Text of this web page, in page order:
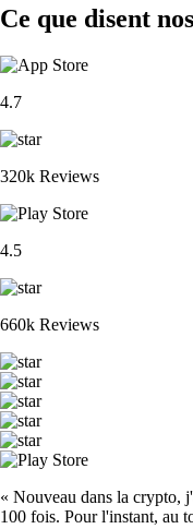
Ce que disent
4.7
320k Reviews
4.5
660k Reviews
« Nouveau dans la crypto,
100 fois. Pour l'instant, au